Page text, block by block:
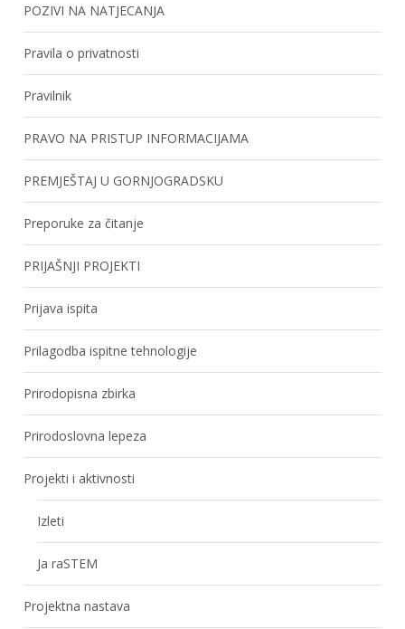
POZIVI NA NATJECANJA
Pravila o privatnosti
Pravilnik
PRAVO NA PRISTUP INFORMACIJAMA
PREMJEŠTAJ U GORNJOGRADSKU
Preporuke za čitanje
PRIJAŠNJI PROJEKTI
Prijava ispita
Prilagodba ispitne tehnologije
Prirodopisna zbirka
Prirodoslovna lepeza
Projekti i aktivnosti
Izleti
Ja raSTEM
Projektna nastava